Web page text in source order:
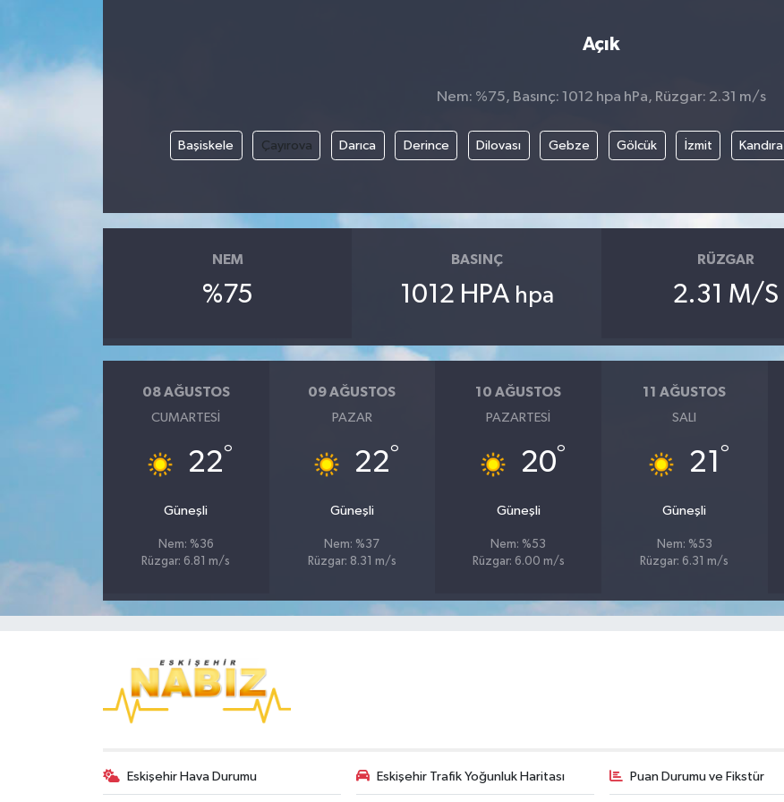
Açık
Nem: %75, Basınç: 1012 hpa hPa, Rüzgar: 2.31 m/s
Başiskele Çayırova Darıca Derince Dilovası Gebze Gölcük İzmit Kandıra
NEM
%75
BASINÇ
1012 HPA hpa
RÜZGAR
2.31 M/S
08 AĞUSTOS
CUMARTESI
22°
Güneşli
Nem: %36
Rüzgar: 6.81 m/s
09 AĞUSTOS
PAZAR
22°
Güneşli
Nem: %37
Rüzgar: 8.31 m/s
10 AĞUSTOS
PAZARTESI
20°
Güneşli
Nem: %53
Rüzgar: 6.00 m/s
11 AĞUSTOS
SALI
21 °
Güneşli
Nem: %53
Rüzgar: 6.31 m/s
Eskişehir Hava Durumu Eskişehir Trafik Yoğunluk Haritası Puan Durumu ve Fikstür
Kültür Sanat